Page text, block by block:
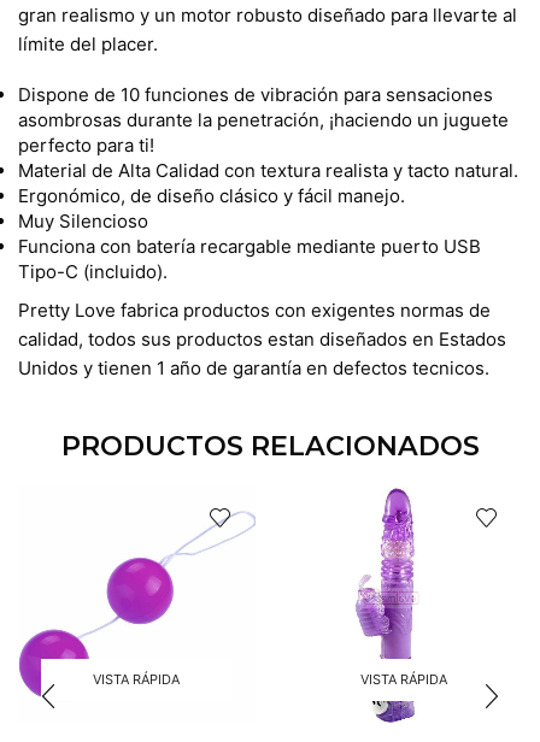
gran realismo y un motor robusto diseñado para llevarte al
límite del placer.
Dispone de 10 funciones de vibración para sensaciones
asombrosas durante la penetración, ¡haciendo un juguete
perfecto para ti!
Material de Alta Calidad con textura realista y tacto natural.
Ergonómico, de diseño clásico y fácil manejo.
Muy Silencioso
Funciona con batería recargable mediante puerto USB
Tipo-C (incluido).
Pretty Love fabrica productos con exigentes normas de
calidad, todos sus productos estan diseñados en Estados
Unidos y tienen 1 año de garantía en defectos tecnicos.
PRODUCTOS RELACIONADOS
VISTA RÁPIDA VISTA RÁPIDA